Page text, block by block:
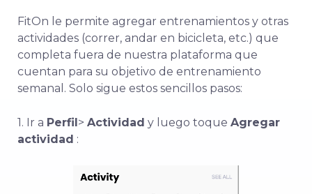
FitOn le permite agregar entrenamientos y otras
actividades (correr, andar en bicicleta, etc.) que
completa fuera de nuestra plataforma que
cuentan para su objetivo de entrenamiento
semanal. Solo sigue estos sencillos pasos:
1. Ir a Perfil> Actividad y luego toque Agregar
actividad :